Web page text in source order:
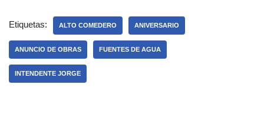
Etiquetas: ALTO COMEDERO ANIVERSARIO
ANUNCIO DE OBRAS FUENTES DE AGUA
INTENDENTE JORGE